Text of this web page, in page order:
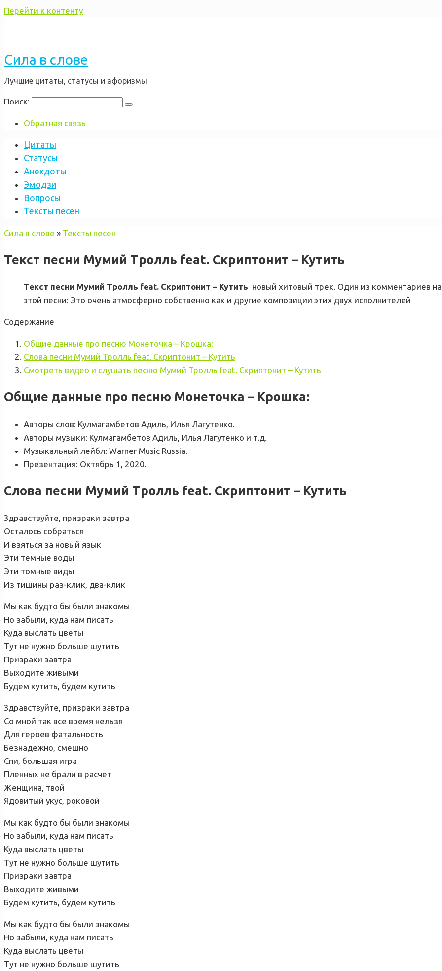
Перейти к контенту
Сила в слове
Лучшие цитаты, статусы и афоризмы
Поиск:
Обратная связь
Цитаты
Статусы
Анекдоты
Эмодзи
Вопросы
Тексты песен
Сила в слове » Тексты песен
Текст песни Мумий Тролль feat. Скриптонит – Кутить
Текст песни Мумий Тролль feat. Скриптонит – Кутить новый хитовый трек. Один из комментариев
этой песни: Это очень атмосферно собственно как и другие композиции этих двух исполнителей
Содержание
Общие данные про песню Монеточка – Крошка:
Слова песни Мумий Тролль feat. Скриптонит – Кутить
Смотреть видео и слушать песню Мумий Тролль feat. Скриптонит – Кутить
Общие данные про песню Монеточка – Крошка:
Авторы слов: Кулмагамбетов Адиль, Илья Лагутенко.
Авторы музыки: Кулмагамбетов Адиль, Илья Лагутенко и т.д.
Музыкальный лейбл: Warner Music Russia.
Презентация: Октябрь 1, 2020.
Слова песни Мумий Тролль feat. Скриптонит – Кутить
Здравствуйте, призраки завтра
Осталось собраться
И взяться за новый язык
Эти темные воды
Эти томные виды
Из тишины раз-клик, два-клик
Мы как будто бы были знакомы
Но забыли, куда нам писать
Куда выслать цветы
Тут не нужно больше шутить
Призраки завтра
Выходите живыми
Будем кутить, будем кутить
Здравствуйте, призраки завтра
Со мной так все время нельзя
Для героев фатальность
Безнадежно, смешно
Спи, большая игра
Пленных не брали в расчет
Женщина, твой
Ядовитый укус, роковой
Мы как будто бы были знакомы
Но забыли, куда нам писать
Куда выслать цветы
Тут не нужно больше шутить
Призраки завтра
Выходите живыми
Будем кутить, будем кутить
Мы как будто бы были знакомы
Но забыли, куда нам писать
Куда выслать цветы
Тут не нужно больше шутить